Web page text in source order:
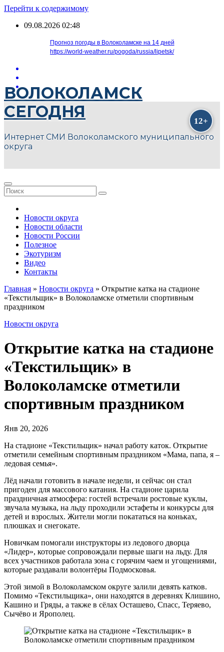
Перейти к содержимому
09.08.2026 02:48
Прогноз погоды в Волоколамске на 14 дней
https://world-weather.ru/pogoda/russia/lipetsk/
ВОЛОКОЛАМСК
СЕГОДНЯ
Интернет СМИ Волоколамского муниципального
округа
Новости округа
Новости области
Новости России
Полезное
Экотуризм
Видео
Контакты
Главная » Новости округа » Открытие катка на стадионе
«Текстильщик» в Волоколамске отметили спортивным
праздником
Новости округа
Открытие катка на стадионе
«Текстильщик» в
Волоколамске отметили
спортивным праздником
Янв 20, 2026
На стадионе «Текстильщик» начал работу каток. Открытие
отметили семейным спортивным праздником «Мама, папа, я –
ледовая семья».
Лёд начали готовить в начале недели, и сейчас он стал
пригоден для массового катания. На стадионе царила
праздничная атмосфера: гостей встречали ростовые куклы,
звучала музыка, на льду проходили эстафеты и конкурсы для
детей и взрослых. Жители могли покататься на коньках,
плюшках и снегокате.
Новичкам помогали инструкторы из ледового дворца
«Лидер», которые сопровождали первые шаги на льду. Для
всех участников работала зона с горячим чаем и угощениями,
которые раздавали волонтёры Подмосковья.
Этой зимой в Волоколамском округе залили девять катков.
Помимо «Текстильщика», они находятся в деревнях Клишино,
Кашино и Гряды, а также в сёлах Осташево, Спасс, Теряево,
Сычёво и Ярополец.